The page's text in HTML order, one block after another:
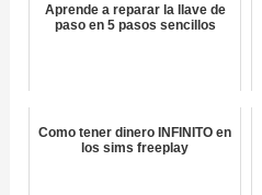
Aprende a reparar la llave de
paso en 5 pasos sencillos
Como tener dinero INFINITO en
los sims freeplay